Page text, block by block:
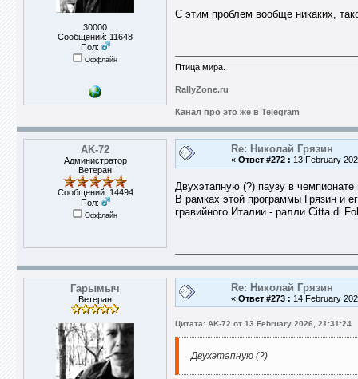
30000
Сообщений: 11648
Пол:
Оффлайн
С этим проблем вообще никаких,
Птица мира.
RallyZone.ru
Канал про это же в Telegram
AK-72
Администратор
Ветеран
Сообщений: 14494
Пол:
Оффлайн
Re: Николай Грязин
« Ответ #272 : 13 February
Двухэтапную (?) паузу в
В рамках этой программы Грязин и
гравийного Италии - ралли Citta di
Гарымыч
Ветеран
Re: Николай Грязин
« Ответ #273 : 14 February
Цитата: AK-72 от 13 February 2026, 21:31:24
Двухэтапную (?)